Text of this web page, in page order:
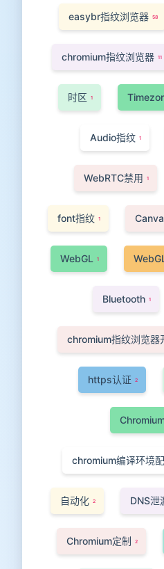
easybr指纹浏览器 58
chromium指纹浏览器 11
时区 1
Audio指纹 1
WebRTC禁用 1
font指纹 1
WebGL 1
Bluetooth 1
chromium指纹浏览器
https认证 2
chromium编译环境
自动化 2 DNS泄
Chromium定制 2